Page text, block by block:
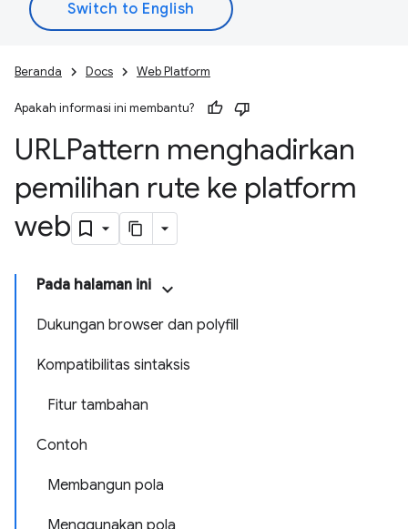
Beranda Docs Web Platform
Apakah informasi ini membantu?
URLPattern menghadirkan
pemilihan rute ke platform
web
Pada halaman ini
Dukungan browser dan polyfill
Kompatibilitas sintaksis
Fitur tambahan
Contoh
Membangun pola
Menggunakan pola